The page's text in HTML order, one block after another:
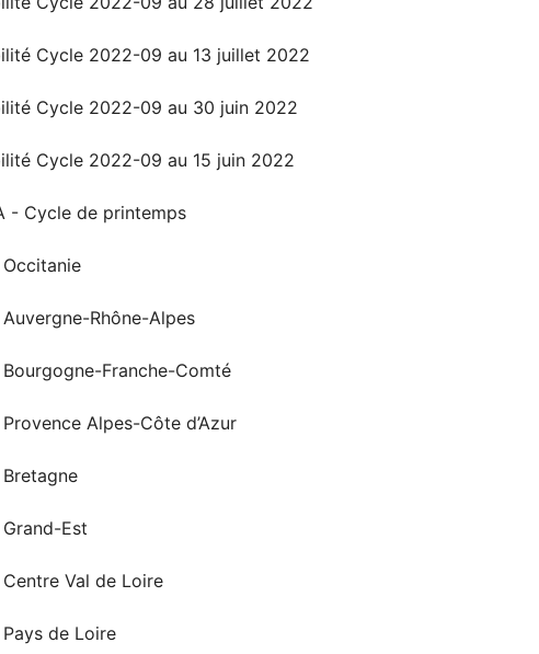
Cycle 2022-09 au 13 juillet 2022
Cycle 2022-09 au 30 juin 2022
Cycle 2022-09 au 15 juin 2022
- Cycle de printemps
Occitanie
Auvergne-Rhône-Alpes
Bourgogne-Franche-Comté
Alpes-Côte d’Azur
Bretagne
Est
Centre Val de Loire
de Loire